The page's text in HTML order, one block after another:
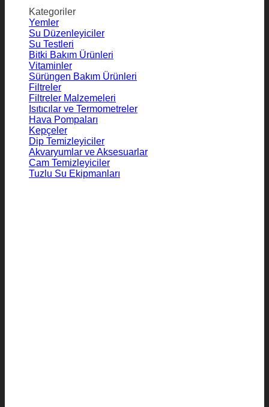
Kategoriler
Yemler
Su Düzenleyiciler
Su Testleri
Bitki Bakım Ürünleri
Vitaminler
Sürüngen Bakım Ürünleri
Filtreler
Filtreler Malzemeleri
Isıtıcılar ve Termometreler
Hava Pompaları
Kepçeler
Dip Temizleyiciler
Akvaryumlar ve Aksesuarlar
Cam Temizleyiciler
Tuzlu Su Ekipmanları